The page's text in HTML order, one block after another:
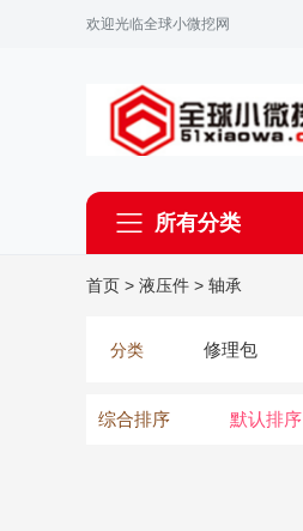
欢迎光临全球小微挖网
所有分类
首页 > 液压件 > 轴承
分类 修理包
综合排序 默认排序